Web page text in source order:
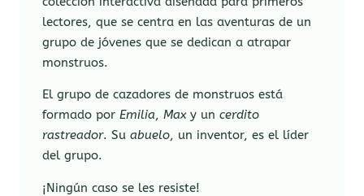
lectores, que se centra en las aventuras de un
grupo de jóvenes que se dedican a atrapar
monstruos.
El grupo de cazadores de monstruos está
formado porEmilia,Maxy uncerdito
rastreador. Suabuelo, un inventor, es el líder
del grupo.
¡Ningún caso se les resiste!